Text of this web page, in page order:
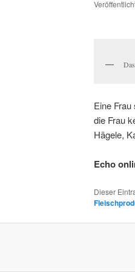
Eine
die Frau
Hägele,
Echo
Dieser